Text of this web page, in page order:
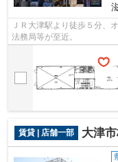
ＪＲ大津駅より徒歩５分、
法務局等が至近。
賃貸 | 店舗一部 大津